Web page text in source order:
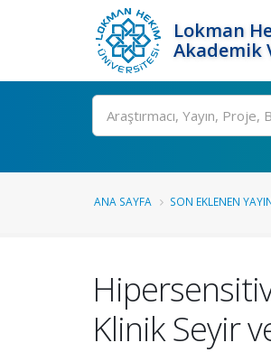
Lokman
Akademik
Ara
ANA SAYFA SON EKLENEN
Klinik Seyir